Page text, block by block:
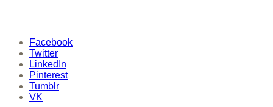
Facebook
Twitter
LinkedIn
Pinterest
Tumblr
VK